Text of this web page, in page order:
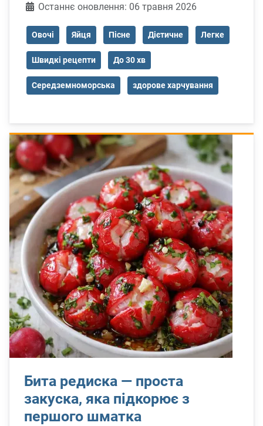
ДеталіОстаннє оновлення: 06 травня 2026
Овочі Яйця Пісне Дієтичне Легке
Швидкі рецепти До 30 хв
Середземноморська здорове харчування
Бита редиска — проста
закуска, яка підкорює з
першого шматка